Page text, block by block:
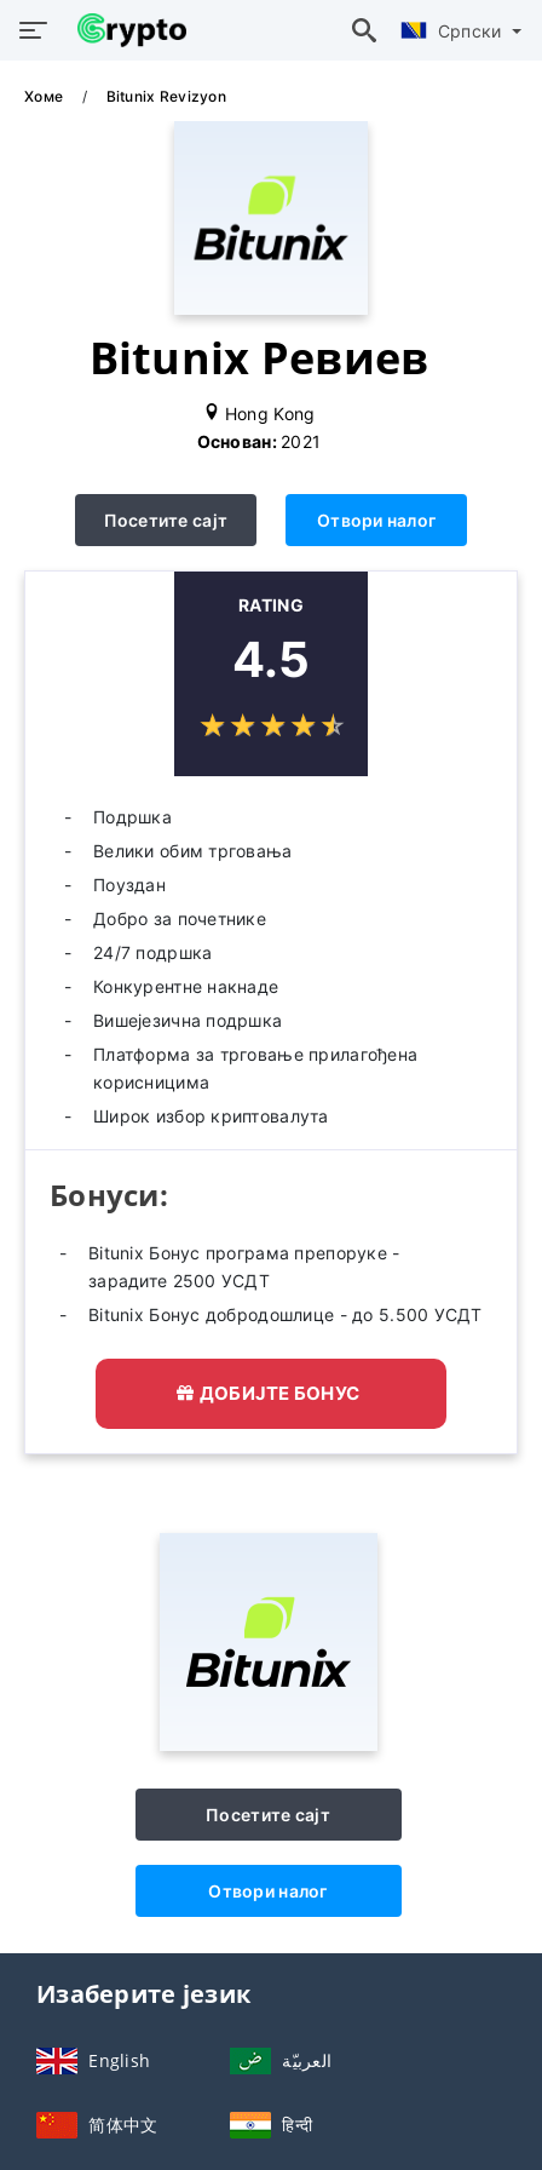
Српски
Хоме Bitunix Revizyon
Bitunix Ревиев
Hong Kong
Основан: 2021
Посетите сајт Отвори налог
RATING
4.5
☆☆☆☆☆
★★★★★
Подршка
Велики обим трговања
Поуздан
Добро за почетнике
24/7 подршка
Конкурентне накнаде
Вишејезична подршка
Платформа за трговање прилагођена
корисницима
Широк избор криптовалута
Бонуси:
Bitunix Бонус програма препоруке -
зарадите 2500 УСДТ
Bitunix Бонус добродошлице - до 5.500 УСДТ
ДОБИЈТЕ БОНУС
Посетите сајт
Отвори налог
Изаберите језик
English العربيّة
简体中文 हिन्दी